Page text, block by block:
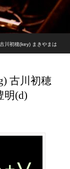
川初穂(key) まきやまは
古川初穂
明(d)